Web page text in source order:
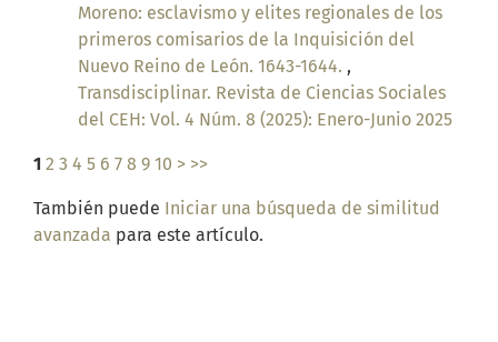
Moreno: esclavismo y elites regionales de los
primeros comisarios de la Inquisición del
Nuevo Reino de León. 1643-1644. ,
Transdisciplinar. Revista de Ciencias Sociales
del CEH: Vol. 4 Núm. 8 (2025): Enero-Junio 2025
1 2 3 4 5 6 7 8 9 10 > >>
También puede Iniciar una búsqueda de similitud
avanzada para este artículo.